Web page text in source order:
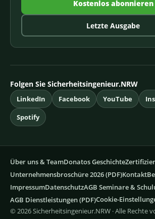
Kostenlos abonnieren
Letzte Ausgabe
Folgen Sie Sicherheitsingenieur.NRW
LinkedIn Facebook YouTube
Spotify
Über uns & TeamDonatos Geschichte
Unternehmensbroschüre 2026 (PDF)Kontakt
ImpressumDatenschutzAGB Seminare &
AGB Dienstleistungen (PDF)Cookie-
© 2026 Sicherheitsingenieur.NRW · Alle Rechte